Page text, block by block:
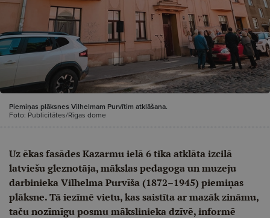
Piemiņas plāksnes Vilhelmam Purvītim atklāšana.
Foto: Publicitātes/Rīgas dome
Uz ēkas fasādes Kazarmu ielā 6 tika atklāta izcilā
latviešu gleznotāja, mākslas pedagoga un muzeju
darbinieka Vilhelma Purvīša (1872–1945) piemiņas
plāksne. Tā iezīmē vietu, kas saistīta ar mazāk zināmu,
taču nozīmīgu posmu mākslinieka dzīvē, informē